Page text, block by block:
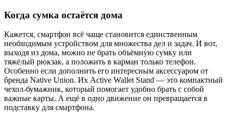
Когда сумка остаётся дома
Кажется, смартфон всё чаще становится единственным
необходимым устройством для множества дел и задач. И вот,
выходя из дома, можно не брать объёмную сумку или
тяжёлый рюкзак, а положить в карман только телефон.
Особенно если дополнить его интересным аксессуаром от
бренда Native Union. Их Active Wallet Stand — это компактный
чехол-бумажник, который помогает удобно брать с собой
важные карты. А ещё в одно движение он превращается в
подставку для смартфона.